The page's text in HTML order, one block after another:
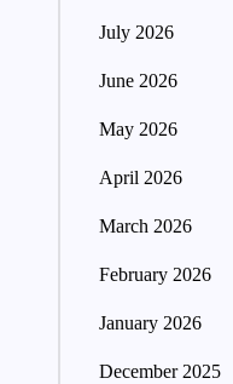
July 2026
June 2026
May 2026
April 2026
March 2026
February 2026
January 2026
December 2025